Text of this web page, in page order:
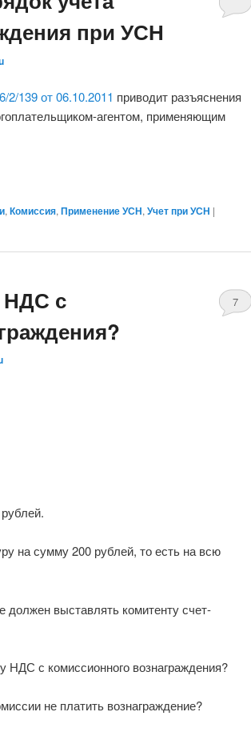
при УСН
139 от 06.10.2011 приводит разъяснения
агентом, применяющим
, Комиссия, Применение УСН, Учет при УСН |
НДС с
7
на сумму 200 рублей, то есть на всю
выставлять комитенту счет-
НДС с комиссионного вознаграждения?
не платить вознаграждение?